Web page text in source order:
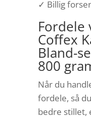
✓ Billig
Fordele
Coffex
Bland-
800
Når du
fordele, så
bedre stillet,